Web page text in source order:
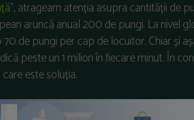
”, atrageam atenția asupra cantității de
aruncă anual 200 de pungi. La nivel
de pungi per cap de locuitor. Chiar și
peste un 1 milion în fiecare minut. În
este soluția.